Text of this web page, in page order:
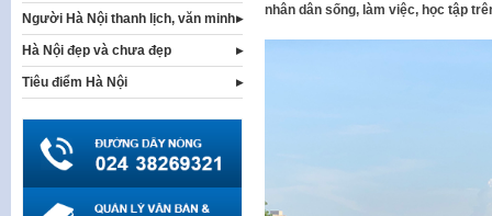
nhân dân sống, làm việc, học tập
Người Hà Nội thanh lịch, văn minh
Hà Nội đẹp và chưa đẹp
Tiêu điểm Hà Nội